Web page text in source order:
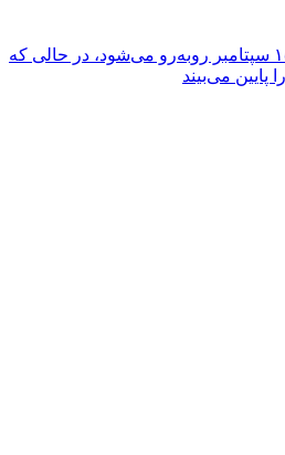
قانون CLARITY با آزمون ۱۵ سپتامبر روبه‌رو می‌شود، در حالی که
می‌بیند